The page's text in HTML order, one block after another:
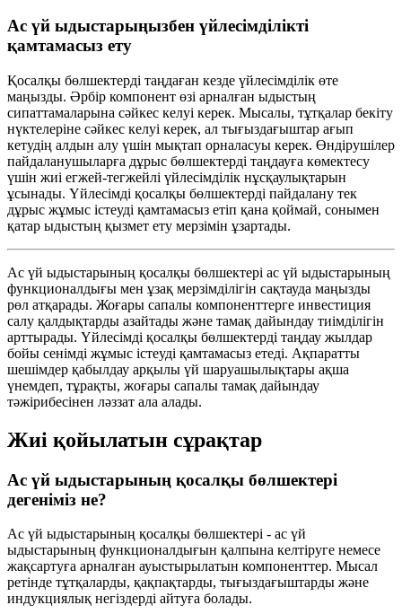
Ас үй ыдыстарыңызбен үйлесімділікті
қамтамасыз ету
Қосалқы бөлшектерді таңдаған кезде үйлесімділік өте
маңызды. Әрбір компонент өзі арналған ыдыстың
сипаттамаларына сәйкес келуі керек. Мысалы, тұтқалар бекіту
нүктелеріне сәйкес келуі керек, ал тығыздағыштар ағып
кетудің алдын алу үшін мықтап орналасуы керек. Өндірушілер
пайдаланушыларға дұрыс бөлшектерді таңдауға көмектесу
үшін жиі егжей-тегжейлі үйлесімділік нұсқаулықтарын
ұсынады. Үйлесімді қосалқы бөлшектерді пайдалану тек
дұрыс жұмыс істеуді қамтамасыз етіп қана қоймай, сонымен
қатар ыдыстың қызмет ету мерзімін ұзартады.
Ас үй ыдыстарының қосалқы бөлшектері ас үй ыдыстарының
функционалдығы мен ұзақ мерзімділігін сақтауда маңызды
рөл атқарады. Жоғары сапалы компоненттерге инвестиция
салу қалдықтарды азайтады және тамақ дайындау тиімділігін
арттырады. Үйлесімді қосалқы бөлшектерді таңдау жылдар
бойы сенімді жұмыс істеуді қамтамасыз етеді. Ақпаратты
шешімдер қабылдау арқылы үй шаруашылықтары ақша
үнемдеп, тұрақты, жоғары сапалы тамақ дайындау
тәжірибесінен ләззат ала алады.
Жиі қойылатын сұрақтар
Ас үй ыдыстарының қосалқы бөлшектері
дегеніміз не?
Ас үй ыдыстарының қосалқы бөлшектері - ас үй
ыдыстарының функционалдығын қалпына келтіруге немесе
жақсартуға арналған ауыстырылатын компоненттер. Мысал
ретінде тұтқаларды, қақпақтарды, тығыздағыштарды және
индукциялық негіздерді айтуға болады.